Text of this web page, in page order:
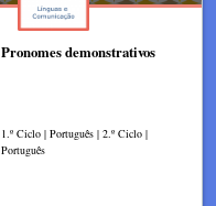
Pronomes demonstrativos
1.º Ciclo | Português | 2.º Ciclo |
Português